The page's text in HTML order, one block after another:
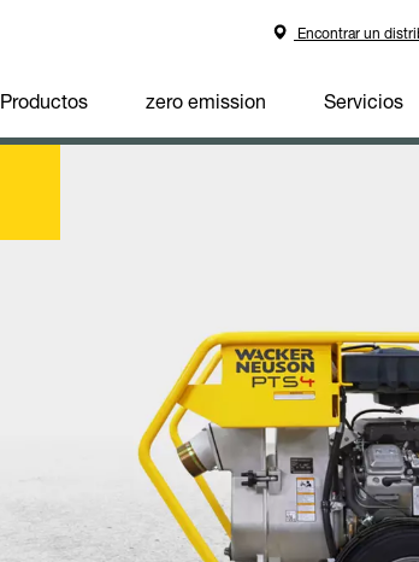
Encontrar un
Productos zero emission Servicios